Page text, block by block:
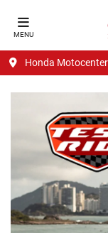
MENU
Honda